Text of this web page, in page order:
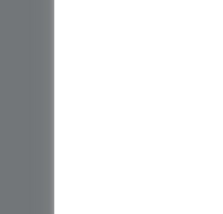
Les limites
Malgré les visites
parfois loin et les
intellectuelle et
Comment